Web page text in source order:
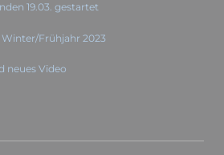
19.03. gestartet
Winter/Frühjahr 2023
neues Video